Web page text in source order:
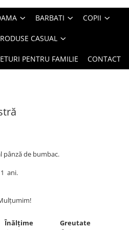
BARBATI COPII
CASUAL
PENTRU FAMILIE CONTACT
pânză de bumbac.
ani.
Înălțime
Greutate